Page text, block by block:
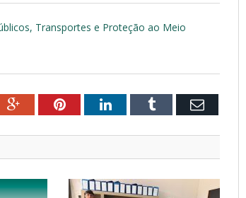
Transportes e Proteção ao Meio
Google+PinterestLinkedInTumblr Email